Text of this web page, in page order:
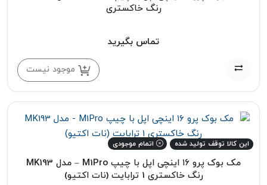
رنگ خاکستری
تماس بگیرید
موجود نیست
این کالا توقف تولید شده اتمام موجودی
مک بوک پرو ۱۶ اینچی اپل با چیپ M1Pro – مدل MK193
رنگ خاکستری 1 ترابایت (نات اکتیو)